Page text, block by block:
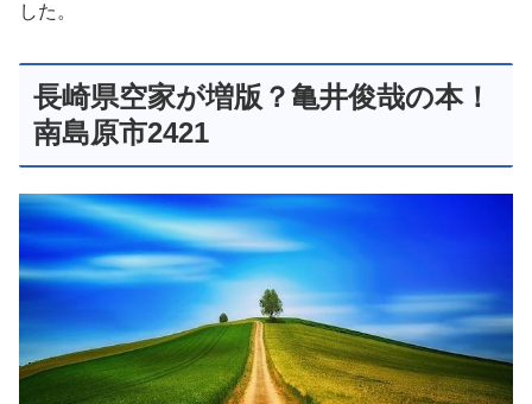
した。
長崎県空家が増版？亀井俊哉の本！
南島原市2421